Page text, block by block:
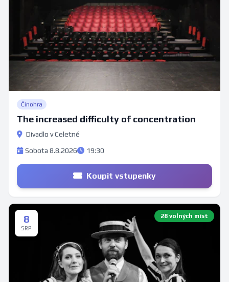
Činohra
The increased difficulty of concentration
Divadlo v Celetné
Sobota 8.8.2026
19:30
Koupit vstupenky
8
SRP
28 volných míst